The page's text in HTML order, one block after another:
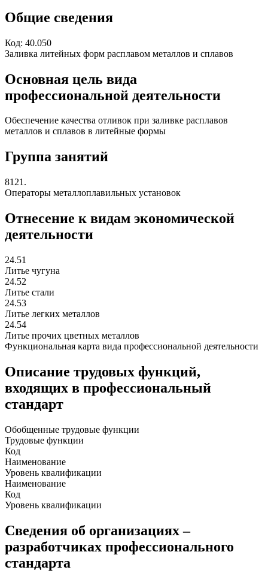
Общие сведения
Код: 40.050
Заливка литейных форм расплавом металлов и сплавов
Основная цель вида
профессиональной деятельности
Обеспечение качества отливок при заливке расплавов
металлов и сплавов в литейные формы
Группа занятий
8121.
Операторы металлоплавильных установок
Отнесение к видам экономической
деятельности
24.51
Литье чугуна
24.52
Литье стали
24.53
Литье легких металлов
24.54
Литье прочих цветных металлов
Функциональная карта вида профессиональной деятельности
Описание трудовых функций,
входящих в профессиональный
стандарт
Обобщенные трудовые функции
Трудовые функции
Код
Наименование
Уровень квалификации
Наименование
Код
Уровень квалификации
Сведения об организациях –
разработчиках профессионального
стандарта